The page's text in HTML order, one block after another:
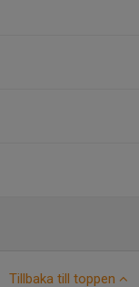
Tillbaka till toppen